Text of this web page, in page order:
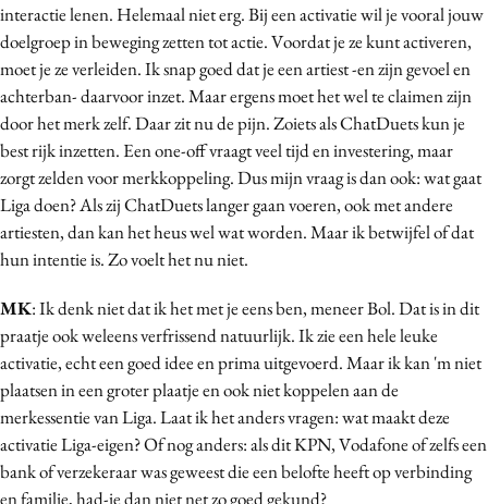
interactie lenen. Helemaal niet erg. Bij een activatie wil je vooral jouw
doelgroep in beweging zetten tot actie. Voordat je ze kunt activeren,
moet je ze verleiden. Ik snap goed dat je een artiest -en zijn gevoel en
achterban- daarvoor inzet. Maar ergens moet het wel te claimen zijn
door het merk zelf. Daar zit nu de pijn. Zoiets als ChatDuets kun je
best rijk inzetten. Een one-off vraagt veel tijd en investering, maar
zorgt zelden voor merkkoppeling. Dus mijn vraag is dan ook: wat gaat
Liga doen? Als zij ChatDuets langer gaan voeren, ook met andere
artiesten, dan kan het heus wel wat worden. Maar ik betwijfel of dat
hun intentie is. Zo voelt het nu niet.
MK: Ik denk niet dat ik het met je eens ben, meneer Bol. Dat is in dit
praatje ook weleens verfrissend natuurlijk. Ik zie een hele leuke
activatie, echt een goed idee en prima uitgevoerd. Maar ik kan 'm niet
plaatsen in een groter plaatje en ook niet koppelen aan de
merkessentie van Liga. Laat ik het anders vragen: wat maakt deze
activatie Liga-eigen? Of nog anders: als dit KPN, Vodafone of zelfs een
bank of verzekeraar was geweest die een belofte heeft op verbinding
en familie, had-ie dan niet net zo goed gekund?